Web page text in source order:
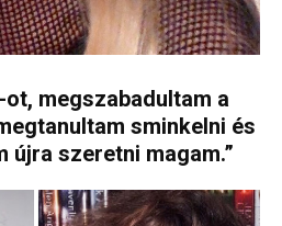
megszabadultam a
sminkelni és
újra szeretni magam.”